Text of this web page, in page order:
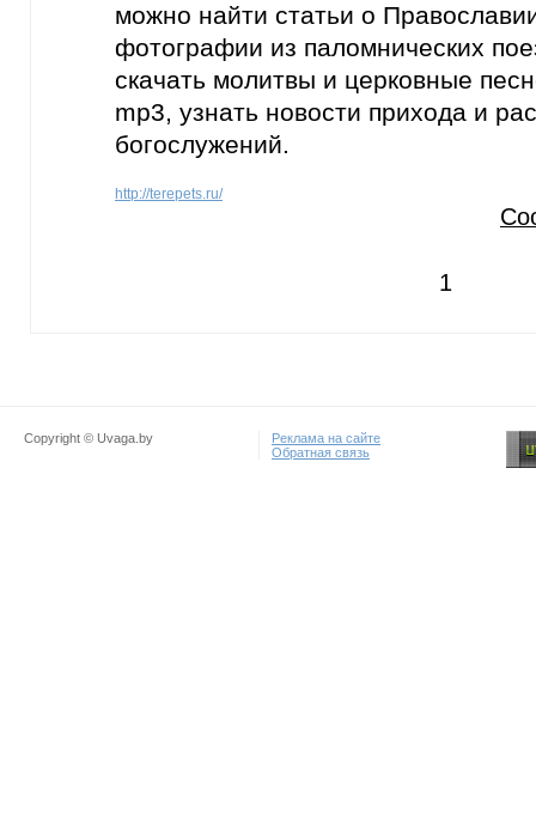
можно найти статьи о
фотографии из паломнических
скачать молитвы и церковные
mp3, узнать новости прихода и
богослужений.
http://terepets.ru/
1
Copyright © Uvaga.by
Реклама на сайте
Обратная связь